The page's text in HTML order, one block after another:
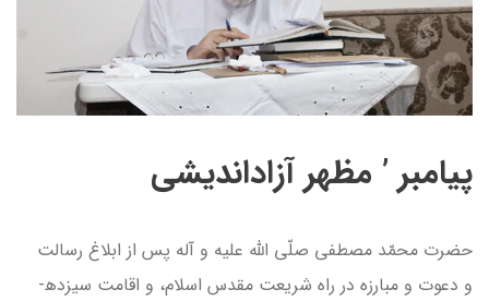
پيامبر ’ مظهر آزادانديشی
حضرت محمّد مصطفی صلّی الله علیه و آله پس از ابلاغ رسالت
و دعوت و مبارزه در راه شریعت مقدس اسلام، و اقامت سیزده­